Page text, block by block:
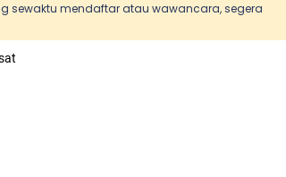
sewaktu mendaftar atau wawancara, segera